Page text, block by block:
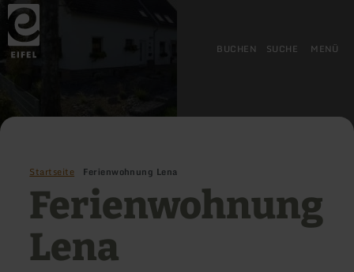
Zurück
zur
Startseite
BUCHEN SUCHE MENÜ
Startseite Ferienwohnung Lena
Ferienwohnung
Lena